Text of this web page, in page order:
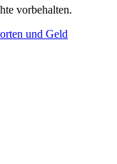
vorbehalten.